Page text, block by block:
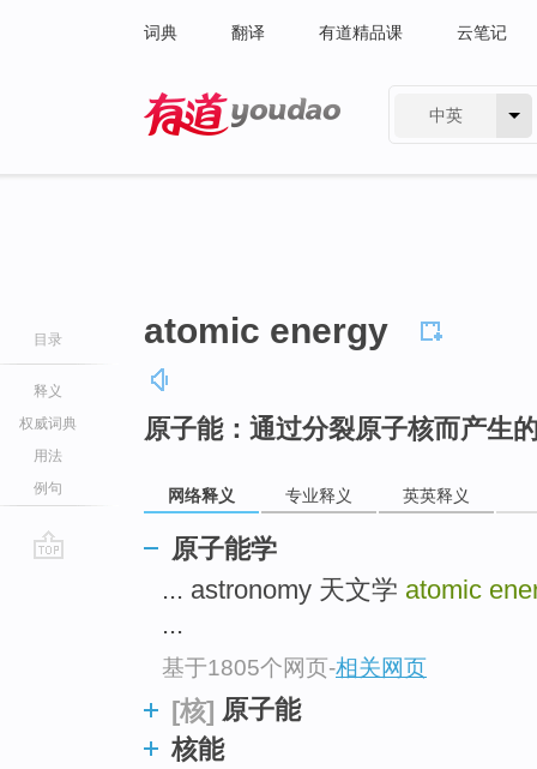
词典 翻译 有道精品课 云笔记
中英
目录
释义
权威词典
用法
例句
atomic energy
原子能：通过分裂原子核而产生
网络释义 专业释义 英英释义
原子能学
... astronomy 天文学 atomic
...
基于1805个网页-相关网页
[核] 原子能
核能